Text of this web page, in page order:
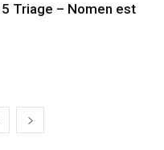
Triage – Nomen est